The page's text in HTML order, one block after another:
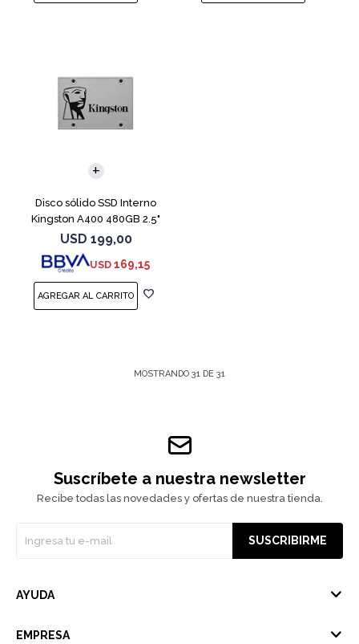
Disco sólido SSD Interno
Kingston A400 480GB 2.5"
SATA 3
USD 199,00
USD 169,15
MOSTRANDO 31 DE 31
Suscríbete a nuestra newsletter
Recibe todas las novedades y ofertas de nuestra tienda.
SUSCRIBIRME
AYUDA
EMPRESA